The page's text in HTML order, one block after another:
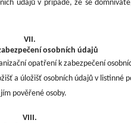
údajů v případě, že se
VII.
osobních údajů
opatření k zabezpečení
a úložišť osobních údajů v listinné
pověřené osoby.
VIII.